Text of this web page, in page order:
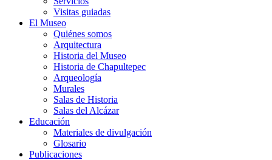
Visitas guiadas
El Museo
Quiénes somos
Arquitectura
Historia del Museo
Historia de Chapultepec
Arqueología
Murales
Salas de Historia
Salas del Alcázar
Educación
Materiales de divulgación
Glosario
Publicaciones